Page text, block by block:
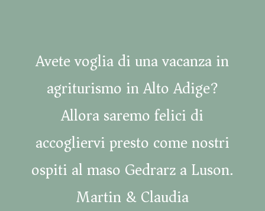
Avete voglia di una vacanza in
agriturismo in Alto Adige?
Allora saremo felici di
accogliervi presto come nostri
ospiti al maso Gedrarz a Luson.
Martin & Claudia